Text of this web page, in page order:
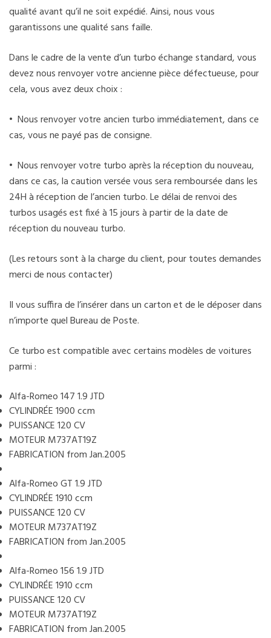
qualité avant qu’il ne soit expédié. Ainsi, nous vous
garantissons une qualité sans faille.
Dans le cadre de la vente d’un turbo échange standard, vous
devez nous renvoyer votre ancienne pièce défectueuse, pour
cela, vous avez deux choix :
• Nous renvoyer votre ancien turbo immédiatement, dans ce
cas, vous ne payé pas de consigne.
• Nous renvoyer votre turbo après la réception du nouveau,
dans ce cas, la caution versée vous sera remboursée dans les
24H à réception de l’ancien turbo. Le délai de renvoi des
turbos usagés est fixé à 15 jours à partir de la date de
réception du nouveau turbo.
(Les retours sont à la charge du client, pour toutes demandes
merci de nous contacter)
Il vous suffira de l’insérer dans un carton et de le déposer dans
n’importe quel Bureau de Poste.
Ce turbo est compatible avec certains modèles de voitures
parmi :
Alfa-Romeo 147 1.9 JTD
CYLINDRÉE 1900 ccm
PUISSANCE 120 CV
MOTEUR M737AT19Z
FABRICATION from Jan.2005
Alfa-Romeo GT 1.9 JTD
CYLINDRÉE 1910 ccm
PUISSANCE 120 CV
MOTEUR M737AT19Z
FABRICATION from Jan.2005
Alfa-Romeo 156 1.9 JTD
CYLINDRÉE 1910 ccm
PUISSANCE 120 CV
MOTEUR M737AT19Z
FABRICATION from Jan.2005